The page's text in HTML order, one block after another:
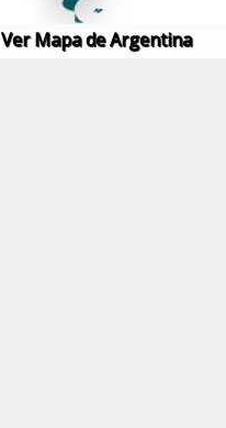
Ver Mapa de Argentina